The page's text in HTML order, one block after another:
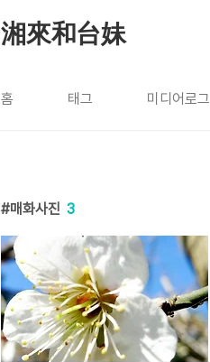
湘來和台妹
홈 태그 미디어로그
매화사진 3